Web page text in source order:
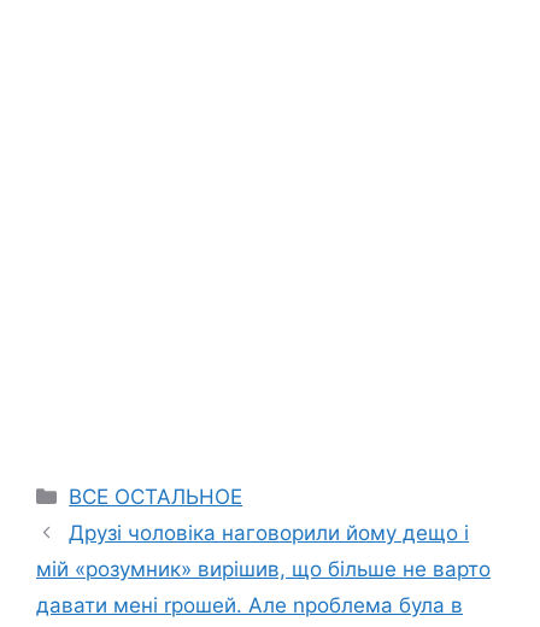
Categories
ВСЕ ОСТАЛЬНОЕ
Друзі чоловіка наговорили йому дещо і
мій «розумник» вирішив, що більше не варто
давати мені rрошей. Але nроблема була в